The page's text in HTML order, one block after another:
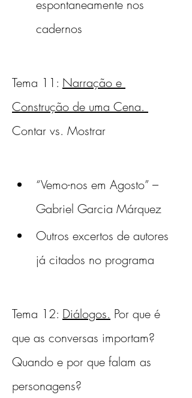
espontaneamente nos
cadernos
Tema 11: Narração e
Construção de uma Cena.
Contar vs. Mostrar
“Vemo-nos em Agosto” –
Gabriel Garcia Márquez
Outros excertos de autores
já citados no programa
Tema 12: Diálogos. Por que é
que as conversas importam?
Quando e por que falam as
personagens?